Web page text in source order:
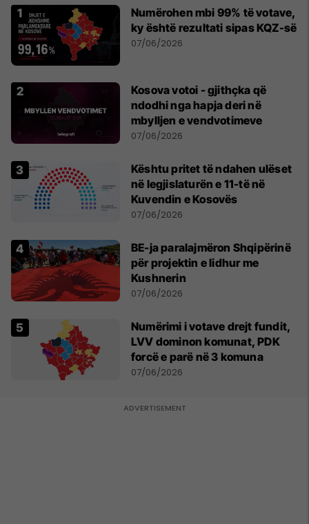
Numërohen mbi 99% të votave,
ky është rezultati sipas KQZ-së
07/06/2026
Kosova votoi - gjithçka që
ndodhi nga hapja deri në
mbylljen e vendvotimeve
07/06/2026
Kështu pritet të ndahen ulëset
në legjislaturën e 11-të në
Kuvendin e Kosovës
07/06/2026
BE-ja paralajmëron Shqipërinë
për projektin e lidhur me
Kushnerin
07/06/2026
Numërimi i votave drejt fundit,
LVV dominon komunat, PDK
forcë e parë në 3 komuna
07/06/2026